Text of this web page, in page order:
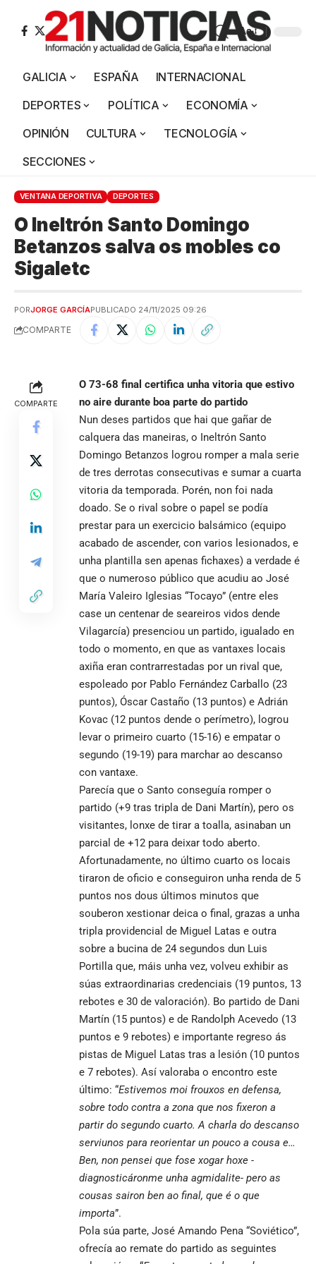
Aa
GALICIA ESPAÑA
INTERNACIONAL
DEPORTES
POLÍTICA
ECONOMÍA
OPINIÓN
CULTURA
TECNOLOGÍA
SECCIONES
VENTANA DEPORTIVA DEPORTES
O Ineltrón Santo Domingo
Betanzos salva os mobles co
Sigaletc
PORJORGE GARCÍAPUBLICADO 24/11/2025 09:26
COMPARTE
COMPARTE
O 73-68 final certifica unha vitoria que estivo
no aire durante boa parte do partido
Nun deses partidos que hai que gañar de
calquera das maneiras, o Ineltrón Santo
Domingo Betanzos logrou romper a mala serie
de tres derrotas consecutivas e sumar a cuarta
vitoria da temporada. Porén, non foi nada
doado. Se o rival sobre o papel se podía
prestar para un exercicio balsámico (equipo
acabado de ascender, con varios lesionados, e
unha plantilla sen apenas fichaxes) a verdade é
que o numeroso público que acudiu ao José
María Valeiro Iglesias “Tocayo” (entre eles
case un centenar de seareiros vidos dende
Vilagarcía) presenciou un partido, igualado en
todo o momento, en que as vantaxes locais
axiña eran contrarrestadas por un rival que,
espoleado por Pablo Fernández Carballo (23
puntos), Óscar Castaño (13 puntos) e Adrián
Kovac (12 puntos dende o perímetro), logrou
levar o primeiro cuarto (15-16) e empatar o
segundo (19-19) para marchar ao descanso
con vantaxe.
Parecía que o Santo conseguía romper o
partido (+9 tras tripla de Dani Martín), pero os
visitantes, lonxe de tirar a toalla, asinaban un
parcial de +12 para deixar todo aberto.
Afortunadamente, no último cuarto os locais
tiraron de oficio e conseguiron unha renda de 5
puntos nos dous últimos minutos que
souberon xestionar deica o final, grazas a unha
tripla providencial de Miguel Latas e outra
sobre a bucina de 24 segundos dun Luis
Portilla que, máis unha vez, volveu exhibir as
súas extraordinarias credenciais (19 puntos, 13
rebotes e 30 de valoración). Bo partido de Dani
Martín (15 puntos) e de Randolph Acevedo (13
puntos e 9 rebotes) e importante regreso ás
pistas de Miguel Latas tras a lesión (10 puntos
e 7 rebotes). Así valoraba o encontro este
último: “Estivemos moi frouxos en defensa,
sobre todo contra a zona que nos fixeron a
partir do segundo cuarto. A charla do descanso
serviunos para reorientar un pouco a cousa e…
Ben, non pensei que fose xogar hoxe -
diagnosticáronme unha agmidalite- pero as
cousas sairon ben ao final, que é o que
importa”.
Pola súa parte, José Amando Pena “Soviético”,
ofrecía ao remate do partido as seguintes